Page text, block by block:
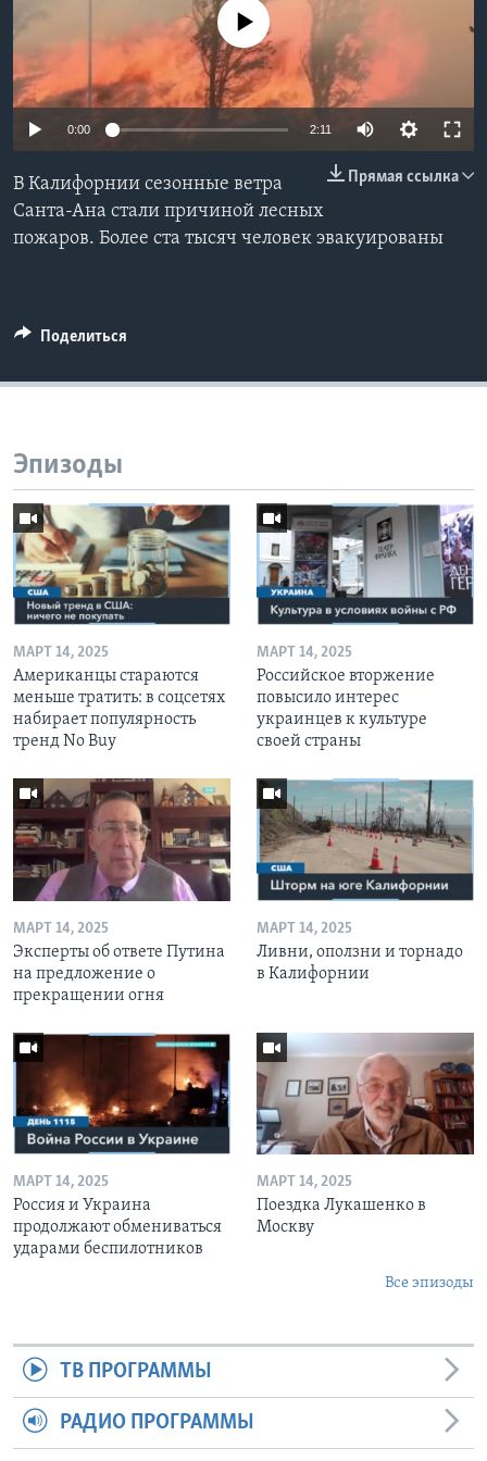
Learning English
СОЦИАЛЬНЫЕ СЕТИ
Языки
No media source currently available
0:00 2:11
Прямая ссылка
В Калифорнии сезонные ветра
Санта-Ана стали причиной лесных
пожаров. Более ста тысяч человек эвакуированы
Поделиться
Эпизоды
МАРТ 14, 2025
Американцы стараются
меньше тратить: в соцсетях
набирает популярность
тренд No Buy
МАРТ 14, 2025
Российское вторжение
повысило интерес
украинцев к культуре
своей страны
МАРТ 14, 2025
Эксперты об ответе Путина
на предложение о
прекращении огня
МАРТ 14, 2025
Ливни, оползни и торнадо
в Калифорнии
МАРТ 14, 2025
Россия и Украина
продолжают обмениваться
ударами беспилотников
МАРТ 14, 2025
Поездка Лукашенко в
Москву
Все эпизоды
ТВ ПРОГРАММЫ
РАДИО ПРОГРАММЫ